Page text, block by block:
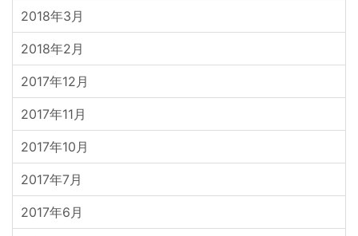
2018年3月
2018年2月
2017年12月
2017年11月
2017年10月
2017年7月
2017年6月